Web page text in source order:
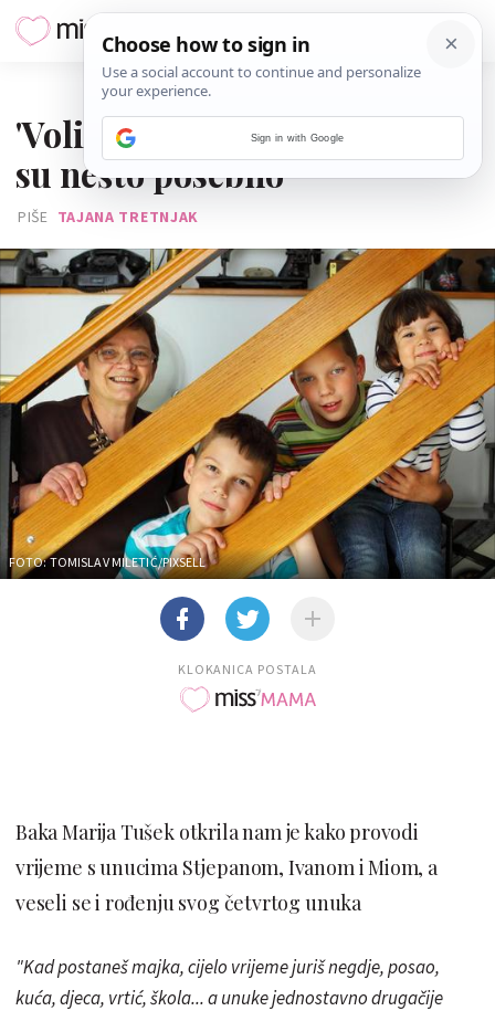
'Volim svoje kćeri, ali unuci
su nešto posebno'
PIŠE TAJANA TRETNJAK
FOTO: TOMISLAV MILETIĆ/PIXSELL
KLOKANICA POSTALA
Baka Marija Tušek otkrila nam je kako provodi
vrijeme s unucima Stjepanom, Ivanom i Miom, a
veseli se i rođenju svog četvrtog unuka
"Kad postaneš majka, cijelo vrijeme juriš negdje, posao,
kuća, djeca, vrtić, škola... a unuke jednostavno drugačije
Sign in with Google